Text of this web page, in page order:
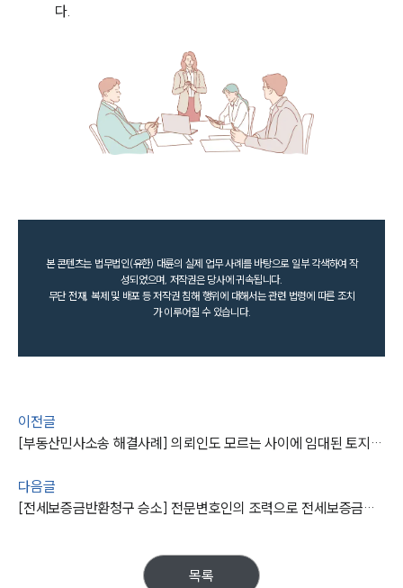
다.
본 콘텐츠는 법무법인(유한) 대륜의 실제 업무 사례를 바탕으로 일부 각색하여 작
성되었으며, 저작권은 당사에 귀속됩니다.
무단 전재, 복제 및 배포 등 저작권 침해 행위에 대해서는 관련 법령에 따른 조치
가 이루어질 수 있습니다.
이전글
[부동산민사소송 해결사례] 의뢰인도 모르는 사이에 임대된 토지, 소송을 통해 의뢰인에게 돌아가다
다음글
[전세보증금반환청구 승소] 전문변호인의 조력으로 전세보증금반환청구 승소
목록